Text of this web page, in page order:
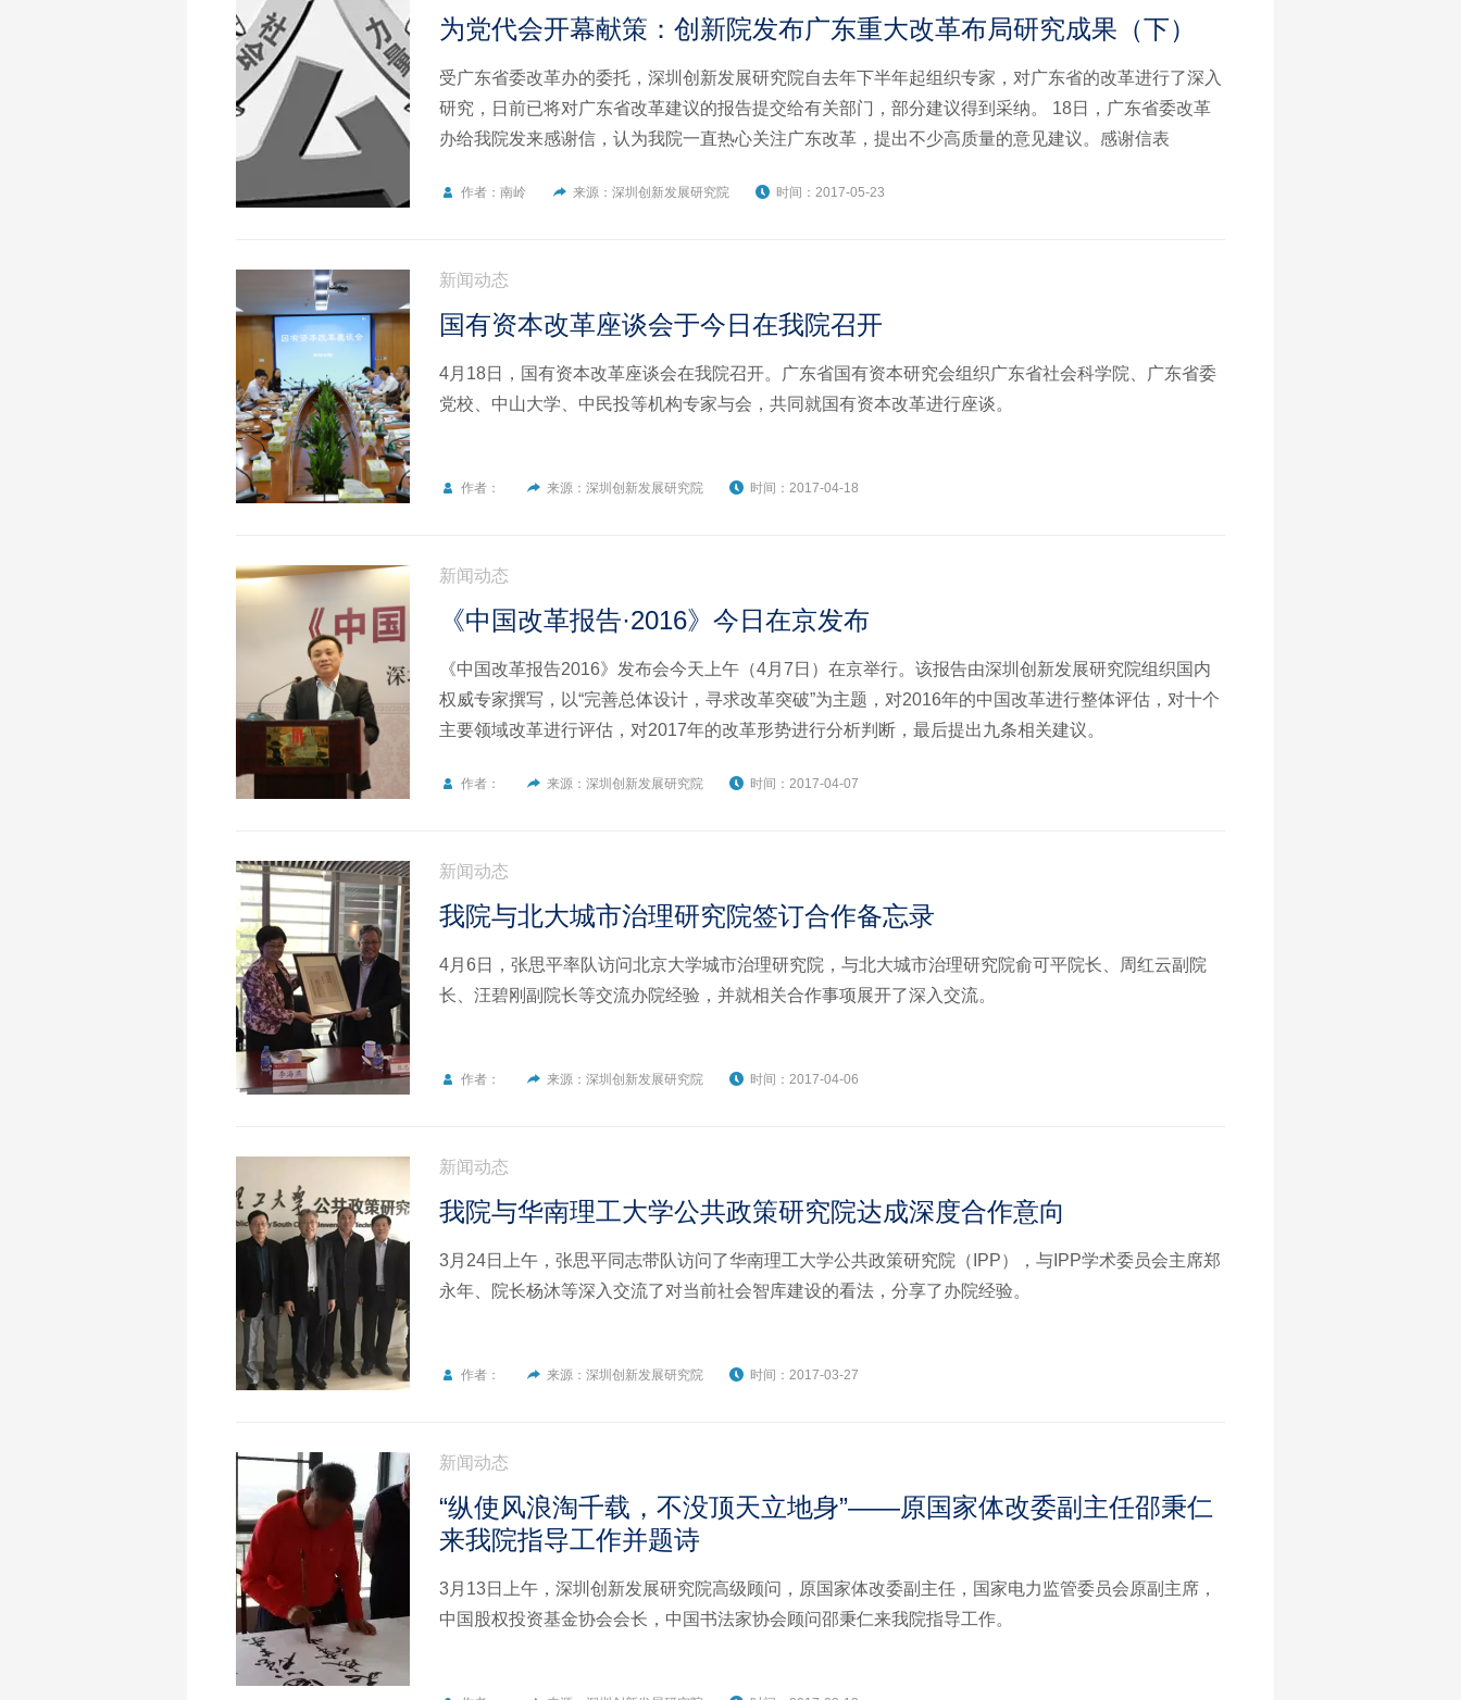
为党代会开幕献策：创新院发布广东重大改革布局研究成果（下）
受广东省委改革办的委托，深圳创新发展研究院自去年下半年起组织专家，对广东省的改革进行了深入
研究，日前已将对广东省改革建议的报告提交给有关部门，部分建议得到采纳。 18日，广东省委改革
办给我院发来感谢信，认为我院一直热心关注广东改革，提出不少高质量的意见建议。感谢信表
深化改革的广东品牌——对广东重大改革布局的建议》质量较高，为省委有关工作提供了重要参考。”
作者：南岭 来源：深圳创新发展研究院 时间：2017-05-23
新闻动态
国有资本改革座谈会于今日在我院召开
4月18日，国有资本改革座谈会在我院召开。广东省国有资本研究会组织广东省社会科学院、广东省委
党校、中山大学、中民投等机构专家与会，共同就国有资本改革进行座谈。
作者： 来源：深圳创新发展研究院 时间：2017-04-18
新闻动态
《中国改革报告·2016》今日在京发布
《中国改革报告2016》发布会今天上午（4月7日）在京举行。该报告由深圳创新发展研究院组织国内
权威专家撰写，以“完善总体设计，寻求改革突破”为主题，对2016年的中国改革进行整体评估，对十个
主要领域改革进行评估，对2017年的改革形势进行分析判断，最后提出九条相关建议。
作者： 来源：深圳创新发展研究院 时间：2017-04-07
新闻动态
我院与北大城市治理研究院签订合作备忘录
4月6日，张思平率队访问北京大学城市治理研究院，与北大城市治理研究院俞可平院长、周红云副院
长、汪碧刚副院长等交流办院经验，并就相关合作事项展开了深入交流。
作者： 来源：深圳创新发展研究院 时间：2017-04-06
新闻动态
我院与华南理工大学公共政策研究院达成深度合作意向
3月24日上午，张思平同志带队访问了华南理工大学公共政策研究院（IPP），与IPP学术委员会主席郑
永年、院长杨沐等深入交流了对当前社会智库建设的看法，分享了办院经验。
作者： 来源：深圳创新发展研究院 时间：2017-03-27
新闻动态
“纵使风浪淘千载，不没顶天立地身”——原国家体改委副主任邵秉仁
来我院指导工作并题诗
3月13日上午，深圳创新发展研究院高级顾问，原国家体改委副主任，国家电力监管委员会原副主席，
中国股权投资基金协会会长，中国书法家协会顾问邵秉仁来我院指导工作。